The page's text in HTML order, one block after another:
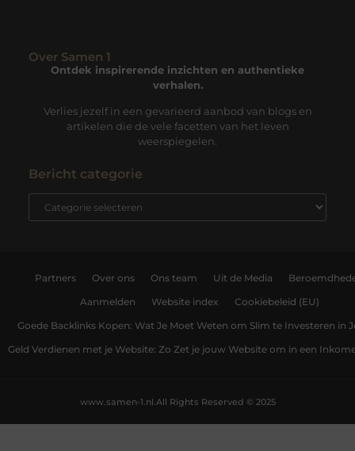
Over Samen 1
Ontdek inspirerende inzichten en authentieke
verhalen.
Verlies jezelf in een gevarieerd aanbod van blogs en
artikelen die de vele facetten van het leven
weerspiegelen.
Bericht categorie
Partners Over ons Ons team Uit de Media
Aanmelden Website index Cookiebeleid (EU)
Goede Backlinks Kopen: Wat Je Moet Weten om Slim te Investeren in
Geld Verdienen met je Website: Zo Zet je jouw Website om in een
All Rights Reserved © 2025
www.samen-1.nl.